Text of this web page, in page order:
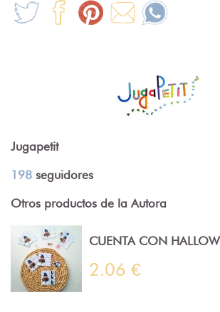
Jugapetit
198 seguidores
Otros productos de la Autora
CUENTA CON
2.06 €